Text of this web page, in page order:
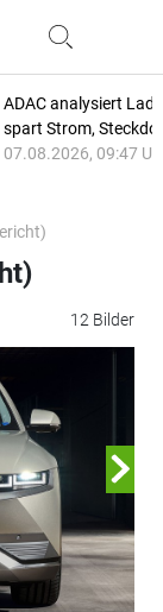
ADAC analysiert
spart Strom,
07.08.2026, 09:47
12 Bilder